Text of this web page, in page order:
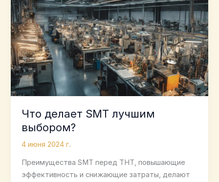
поверхностного
монтажа
Что делает SMT лучшим
выбором?
4 июня 2024 г.
Преимущества SMT перед THT, повышающие
эффективность и снижающие затраты, делают